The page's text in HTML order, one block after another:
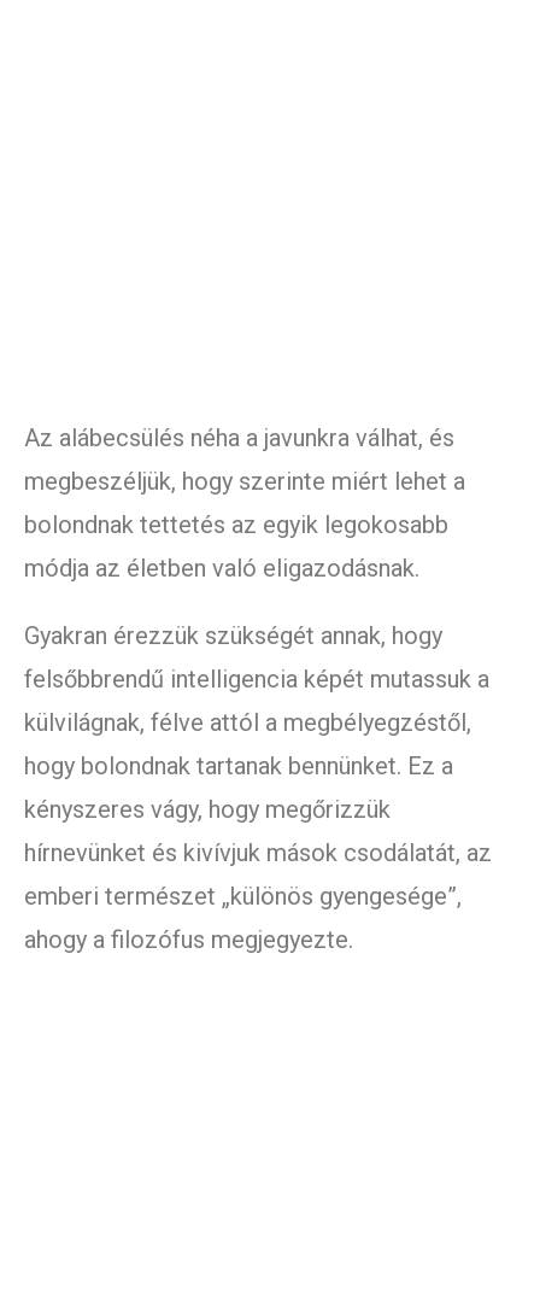
Az alábecsülés néha a javunkra válhat, és
megbeszéljük, hogy szerinte miért lehet a
bolondnak tettetés az egyik legokosabb
módja az életben való eligazodásnak.
Gyakran érezzük szükségét annak, hogy
felsőbbrendű intelligencia képét mutassuk a
külvilágnak, félve attól a megbélyegzéstől,
hogy bolondnak tartanak bennünket. Ez a
kényszeres vágy, hogy megőrizzük
hírnevünket és kivívjuk mások csodálatát, az
emberi természet „különös gyengesége”,
ahogy a filozófus megjegyezte.